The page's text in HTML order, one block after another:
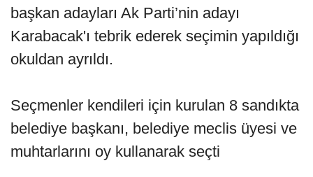
başkan adayları Ak Parti’nin adayı
Karabacak'ı tebrik ederek seçimin yapıldığı
okuldan ayrıldı.
Seçmenler kendileri için kurulan 8 sandıkta
belediye başkanı, belediye meclis üyesi ve
muhtarlarını oy kullanarak seçti